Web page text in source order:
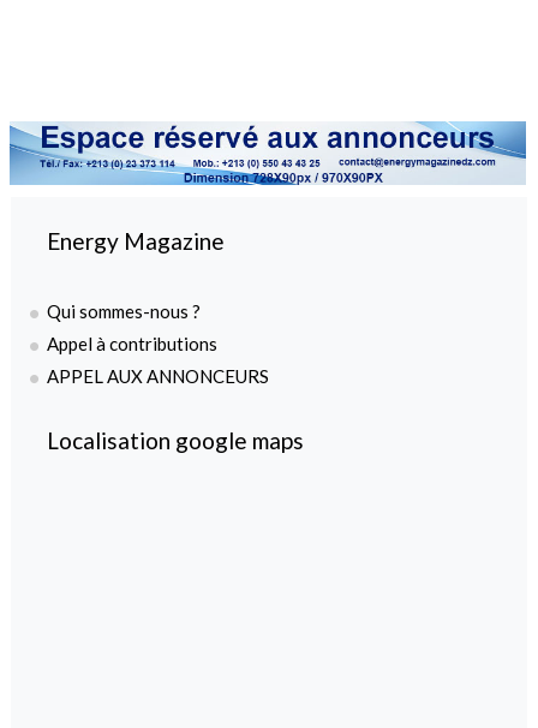
Energy Magazine
Qui sommes-nous ?
Appel à contributions
APPEL AUX ANNONCEURS
Localisation google maps